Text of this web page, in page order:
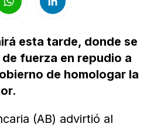
esta tarde, donde se
fuerza en repudio a
de homologar la
(AB) advirtió al